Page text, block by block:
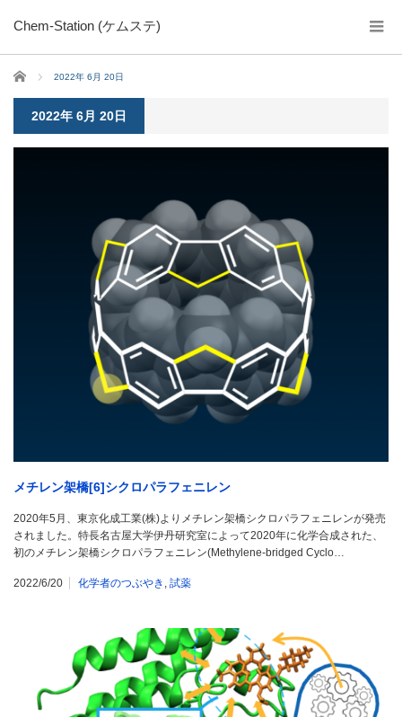
Chem-Station (ケムステ)
ホーム 2022年 6月 20日
2022年 6月 20日
メチレン架橋[6]シクロパラフェニレン
2020年5月、東京化成工業(株)よりメチレン架橋シクロパラフェニレンが発売
されました。特長名古屋大学伊丹研究室によって2020年に化学合成された、
初のメチレン架橋シクロパラフェニレン(Methylene-bridged Cyclo…
2022/6/20 化学者のつぶやき , 試薬